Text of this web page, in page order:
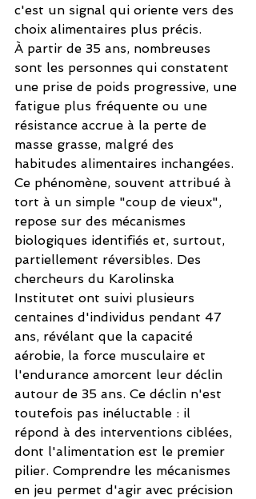
c'est un signal qui oriente vers des
choix alimentaires plus précis.
À partir de 35 ans, nombreuses
sont les personnes qui constatent
une prise de poids progressive, une
fatigue plus fréquente ou une
résistance accrue à la perte de
masse grasse, malgré des
habitudes alimentaires inchangées.
Ce phénomène, souvent attribué à
tort à un simple "coup de vieux",
repose sur des mécanismes
biologiques identifiés et, surtout,
partiellement réversibles. Des
chercheurs du Karolinska
Institutet ont suivi plusieurs
centaines d'individus pendant 47
ans, révélant que la capacité
aérobie, la force musculaire et
l'endurance amorcent leur déclin
autour de 35 ans. Ce déclin n'est
toutefois pas inéluctable : il
répond à des interventions ciblées,
dont l'alimentation est le premier
pilier. Comprendre les mécanismes
en jeu permet d'agir avec précision